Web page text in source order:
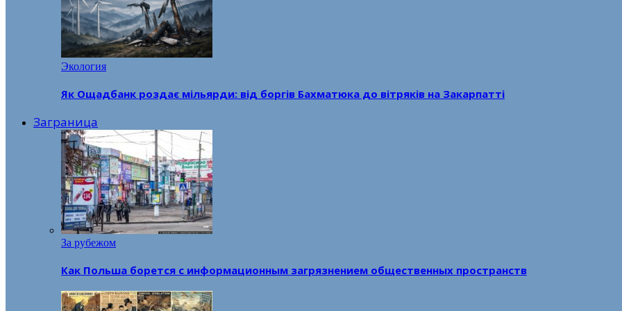
Экология
Як Ощадбанк роздає мільярди: від боргів Бахматюка до вітряків на Закарпатті
Заграница
За рубежом
Как Польша борется с информационным загрязнением общественных пространств